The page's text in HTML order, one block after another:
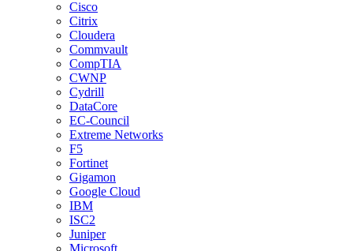
Cisco
Citrix
Cloudera
Commvault
CompTIA
CWNP
Cydrill
DataCore
EC-Council
Extreme Networks
F5
Fortinet
Gigamon
Google Cloud
IBM
ISC2
Juniper
Microsoft